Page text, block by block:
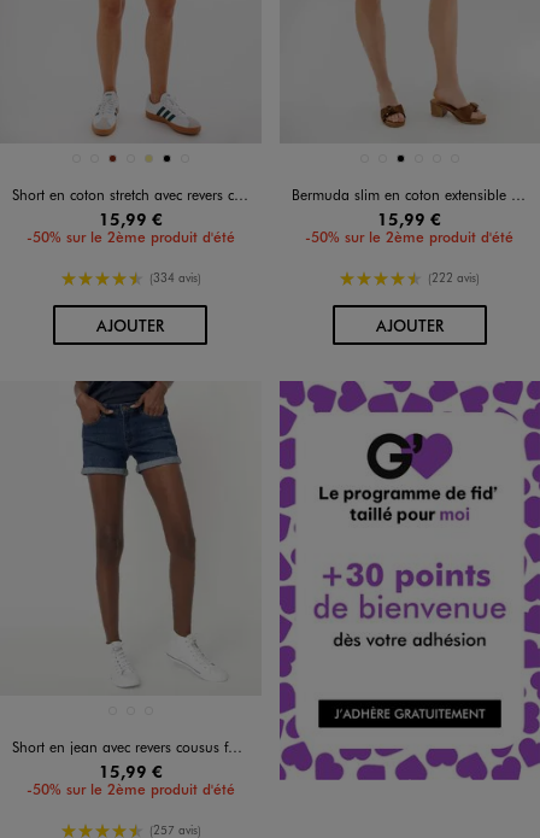
Disponible en 7 coloris
BLANC STANDARD
BLEU MARINE
BRIQUEJAUNE FONCE
KAKI NOIR
Short en coton stretch avec revers cousus femme
15,99 €
-50% sur le 2ème produit d'été
4.5/5 de moyenne
(334 avis)
AJOUTERAU PANIER
Disponible en 6 coloris
BLANC VIFBLEU FONCE
NOIR
Bermuda slim en coton extensible femme
15,99 €
-50% sur le 2ème produit d'été
4.5/5 de moyenne
(222 avis)
AJOUTERAU PANIER
Short en jean avec revers cousus femme
15,99 €
-50% sur le 2ème produit d'été
4.5/5 de moyenne
(257 avis)